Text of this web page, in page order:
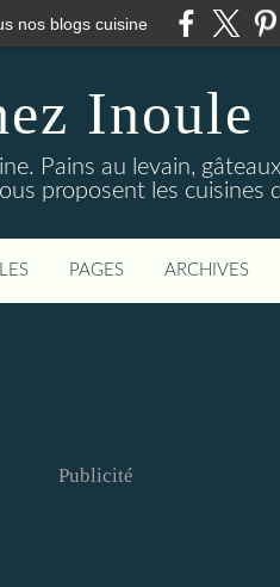
nos blogs cuisine
Inoule
Pains au levain,
proposent les cuisines
PAGES ARCHIVES
Publicité